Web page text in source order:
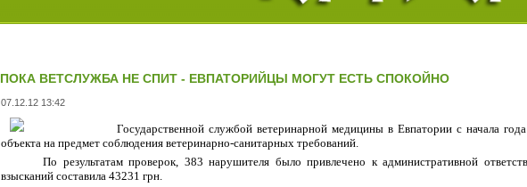
ПОКА ВЕТСЛУЖБА НЕ СПИТ - ЕВПАТОРИЙЦЫ МОГУТ ЕСТЬ СПОКОЙНО
07.12.12 13:42
Государственной службой ветеринарной медицины в Евпатории с начала
объекта на предмет соблюдения ветеринарно-санитарных требований.
По результатам проверок, 383 нарушителя было привлечено к административной
взысканий составила 43231 грн.